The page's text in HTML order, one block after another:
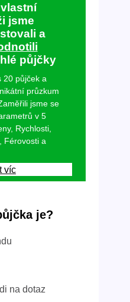
jsme
a
půjčky
20 půjček a
průzkum
jsme se
v 5
Rychlosti,
Férovosti a
víc
je?
na dotaz